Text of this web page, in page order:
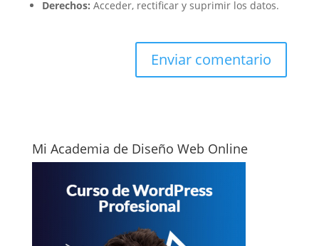
Derechos: Acceder, rectificar y suprimir los datos.
Mi Academia de Diseño Web Online